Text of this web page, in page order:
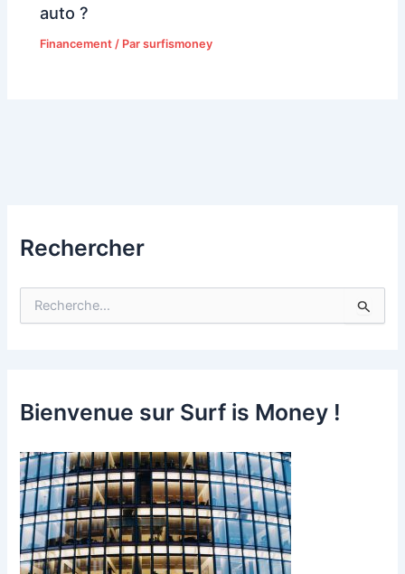
auto ?
Financement / Parsurfismoney
Rechercher
c
h
r
:
Bienvenue sur Surf is Money !